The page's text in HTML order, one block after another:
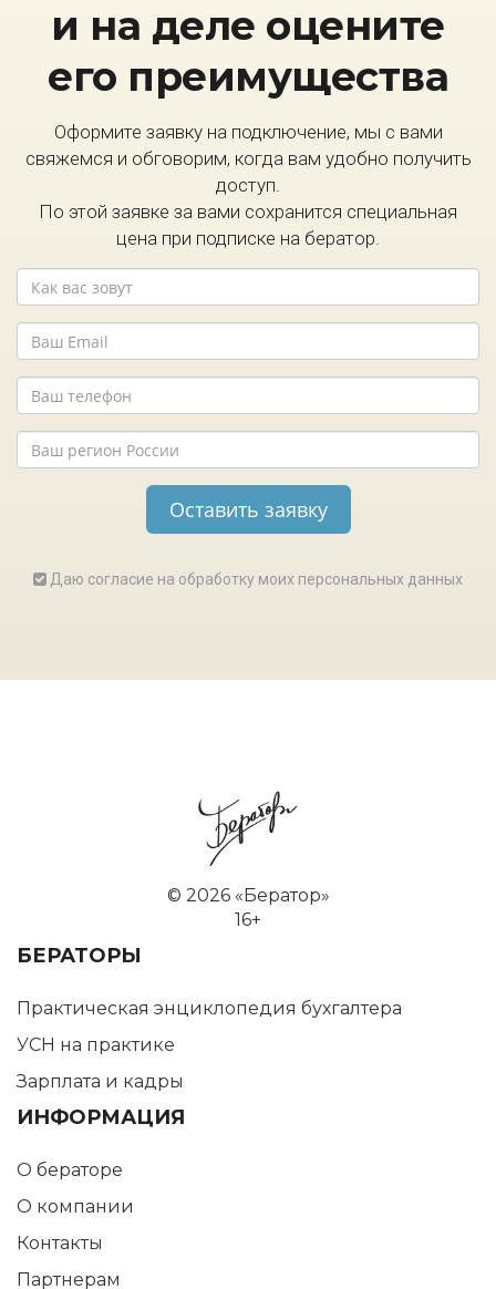
и на деле оцените
его преимущества
Оформите заявку на подключение, мы с вами
свяжемся и обговорим, когда вам удобно получить
доступ.
По этой заявке за вами сохранится специальная
цена при подписке на бератор.
Даю согласие на обработку моих персональных данных
© 2026 «Бератор»
16+
БЕРАТОРЫ
Практическая энциклопедия бухгалтера
УСН на практике
Зарплата и кадры
ИНФОРМАЦИЯ
О бераторе
О компании
Контакты
Партнерам